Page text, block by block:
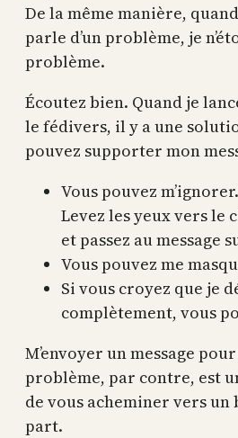
De la même manière,
parle d’un problème, je
problème.
Écoutez bien. Quand je
le fédivers, il y a une
pouvez supporter mon
Vous pouvez
Levez les yeux vers le
et passez au message
Vous pouvez me
Si vous croyez que je
complètement, vous
M’envoyer un message
problème, par contre, est
de vous acheminer vers un
part.